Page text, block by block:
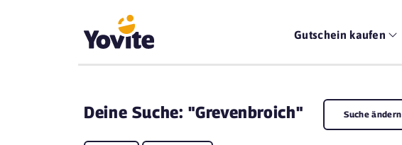
Gutschein kaufen
Deine Suche: "Grevenbroich" Suche ändern